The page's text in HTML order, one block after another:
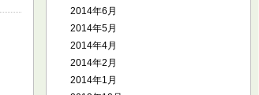
2014年6月
2014年5月
2014年4月
2014年2月
2014年1月